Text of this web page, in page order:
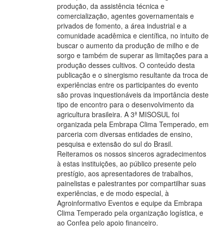
produção, da assistência técnica e
comercialização, agentes governamentais e
privados de fomento, a área industrial e a
comunidade acadêmica e científica, no intuito de
buscar o aumento da produção de milho e de
sorgo e também de superar as limitações para a
produção desses cultivos. O conteúdo desta
publicação e o sinergismo resultante da troca de
experiências entre os participantes do evento
são provas inquestionáveis da importância deste
tipo de encontro para o desenvolvimento da
agricultura brasileira. A 3ª MISOSUL foi
organizada pela Embrapa Clima Temperado, em
parceria com diversas entidades de ensino,
pesquisa e extensão do sul do Brasil.
Reiteramos os nossos sinceros agradecimentos
à estas instituições, ao público presente pelo
prestígio, aos apresentadores de trabalhos,
painelistas e palestrantes por compartilhar suas
experiências, e de modo especial, à
Agroinformativo Eventos e equipe da Embrapa
Clima Temperado pela organização logística, e
ao Confea pelo apoio financeiro.